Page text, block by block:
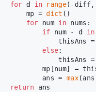
for d in range(-
mp =
dict ()
for num in nums:
if num - d in
thisAns
else:
thisAns =
mp[num] =
ans =
max
return ans